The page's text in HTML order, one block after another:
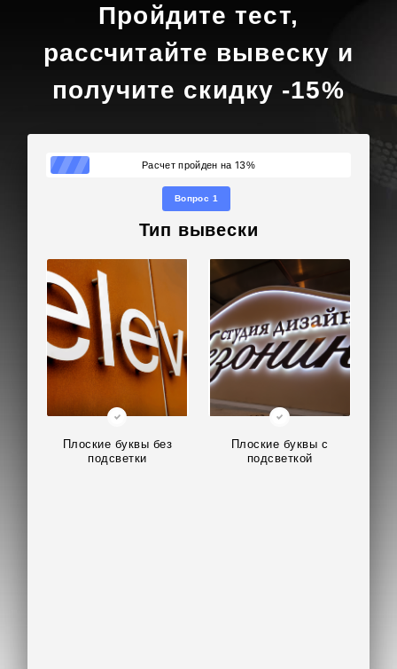
Пройдите тест,
рассчитайте вывеску и
получите скидку -15%
Расчет пройден на 13%
Вопрос 1
Тип вывески
Плоские буквы без
подсветки
Плоские буквы с
подсветкой